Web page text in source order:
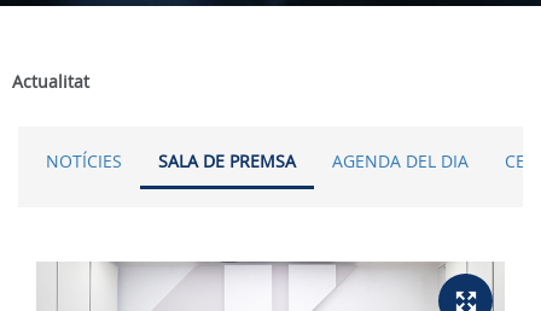
Actualitat
NOTÍCIES SALA DE PREMSA AGENDA DEL DIA